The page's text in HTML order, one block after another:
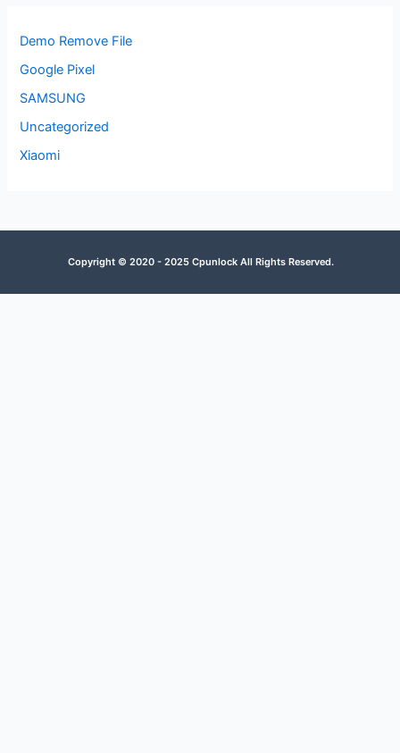
Demo Remove File
Google Pixel
SAMSUNG
Uncategorized
Xiaomi
Copyright © 2020 - 2025 Cpunlock All Rights Reserved.